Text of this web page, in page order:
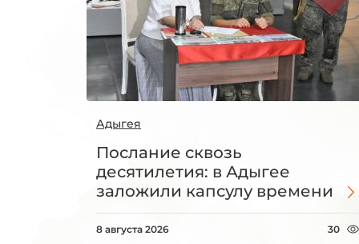
Адыгея
Послание сквозь
десятилетия: в Адыгее
заложили капсулу времени
8 августа 2026 30